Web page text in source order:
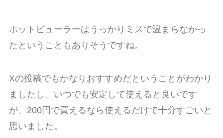
ホットビューラーはうっかりミスで温まらなかっ
たということもありそうですね。
Xの投稿でもかなりおすすめだということがわかり
ましたし、いつでも安定して使えると良いです
が、200円で買えるなら使えるだけで十分すごいと
思いました。